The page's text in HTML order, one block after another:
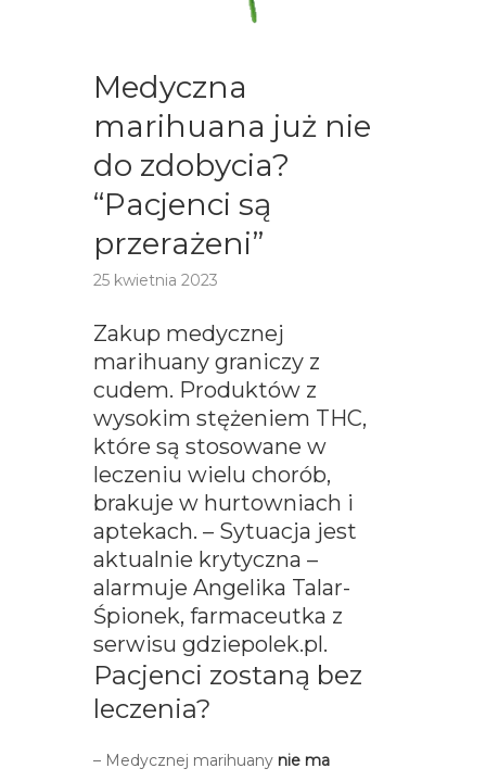
Medyczna
marihuana już nie
do zdobycia?
“Pacjenci są
przerażeni”
25 kwietnia 2023
Zakup medycznej
marihuany graniczy z
cudem. Produktów z
wysokim stężeniem THC,
które są stosowane w
leczeniu wielu chorób,
brakuje w hurtowniach i
aptekach. – Sytuacja jest
aktualnie krytyczna –
alarmuje Angelika Talar-
Śpionek, farmaceutka z
serwisu gdziepolek.pl.
Pacjenci zostaną bez
leczenia?
– Medycznej marihuany nie ma